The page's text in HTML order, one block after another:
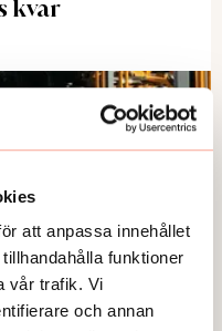
att anpassa innehållet
funktioner
vår trafik. Vi
och annan
kvar